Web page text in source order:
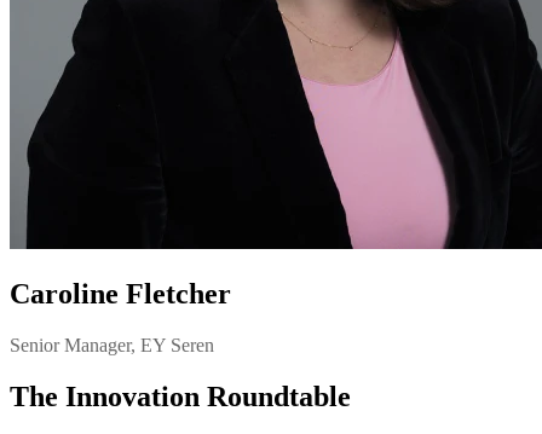
Caroline Fletcher
Senior Manager, EY Seren
The Innovation Roundtable